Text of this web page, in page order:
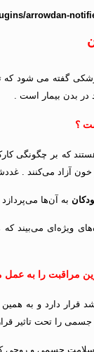
arrowdan-
گفته می شود که
بدن بیمار است .
؟
که بر چگونگی
خون آزاد می‌کنند .
به آن‌ها
ویژه‌ای می‌بیند
مراقبت را به عمل
قرار دارد و به همین
را تحت تاثیر
سلامت جسمی و